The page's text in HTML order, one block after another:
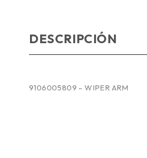
DESCRIPCIÓN
9106005809 – WIPER ARM